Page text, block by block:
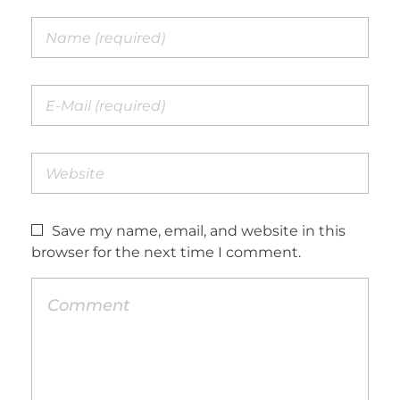
Save my name, email, and website in this
browser for the next time I comment.